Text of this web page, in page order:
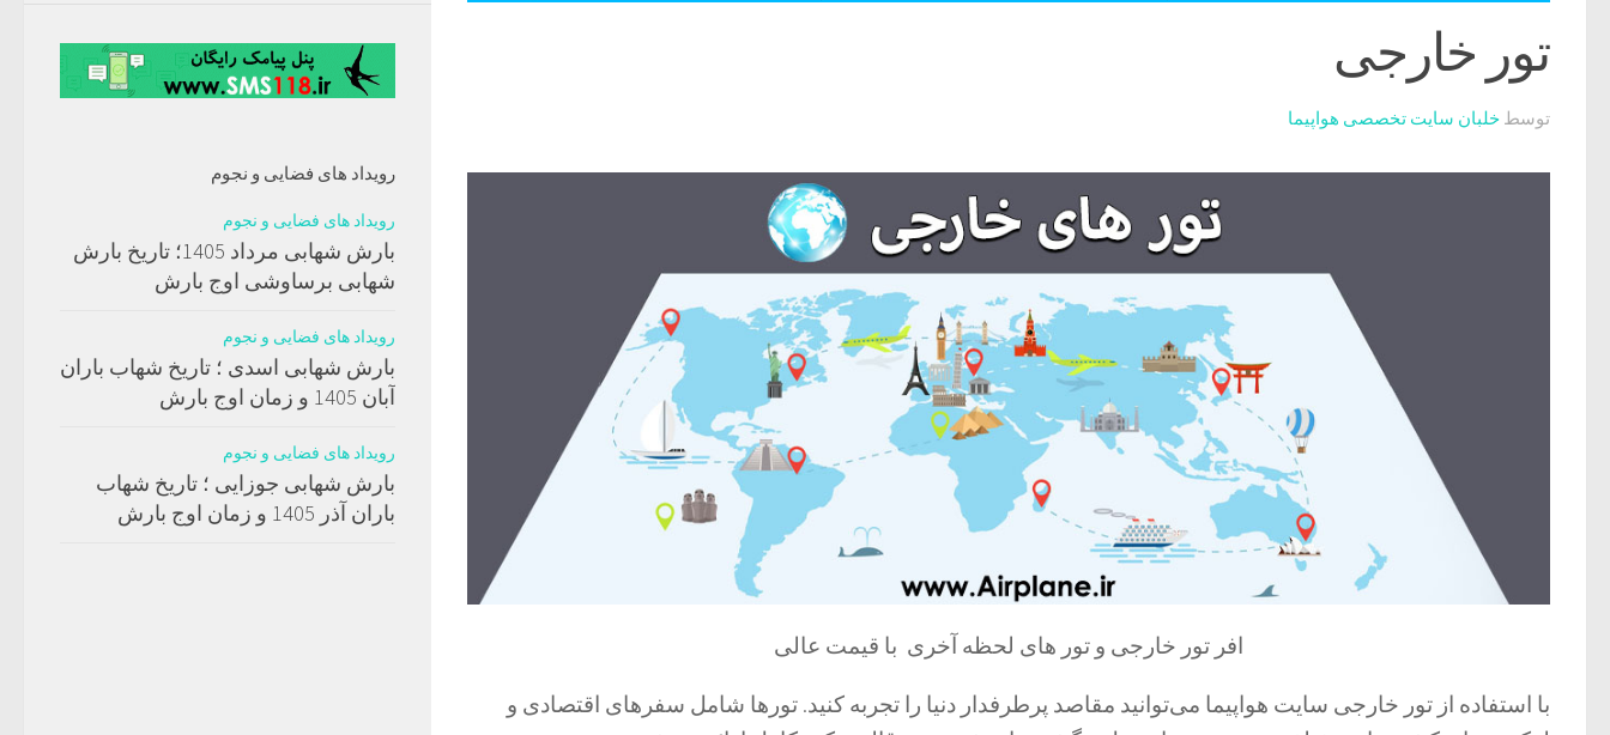
تور خارجی
توسط خلبان سایت تخصصی هواپیما
افر تور خارجی و تور های لحظه آخری با قیمت عالی
با استفاده از تور خارجی سایت هواپیما می‌توانید مقاصد پرطرفدار دنیا را تجربه کنید. تورها شامل سفرهای اقتصادی و
رویداد های فضایی و نجوم
رویداد های فضایی و نجوم
بارش شهابی مرداد 1405؛ تاریخ بارش
شهابی برساوشی اوج بارش
رویداد های فضایی و نجوم
بارش شهابی اسدی ؛ تاریخ شهاب باران
آبان 1405 و زمان اوج بارش
رویداد های فضایی و نجوم
بارش شهابی جوزایی ؛ تاریخ شهاب
باران آذر 1405 و زمان اوج بارش